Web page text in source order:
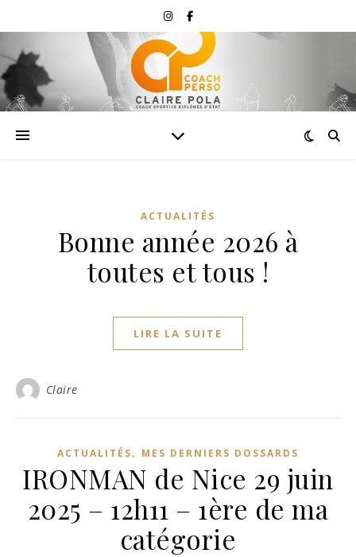
ACTUALITÉS
Bonne année 2026 à
toutes et tous !
LIRE LA SUITE
Claire
ACTUALITÉS, MES DERNIERS DOSSARDS
IRONMAN de Nice 29 juin
2025 – 12h11 – 1ère de ma
catégorie